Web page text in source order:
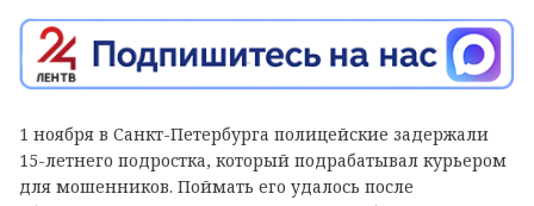
1 ноября в Санкт-Петербурга полицейские задержали
15-летнего подростка, который подрабатывал курьером
для мошенников. Поймать его удалось после